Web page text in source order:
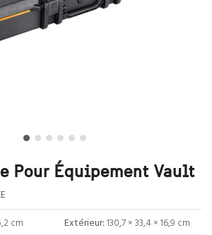
Pour Équipement Vault
cm Extérieur:130,7 × 33,4 × 16,9 cm